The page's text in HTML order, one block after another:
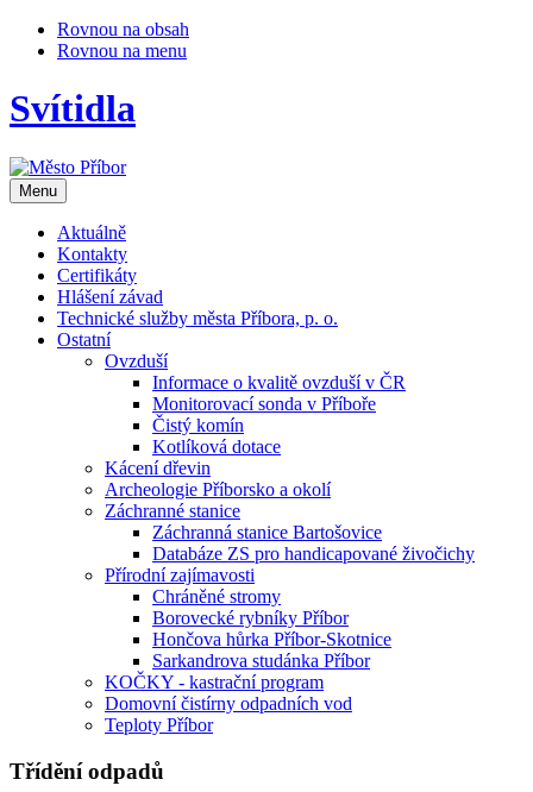
Rovnou na obsah
Rovnou na menu
Svítidla
Otevřit
navigaci
Menu
Aktuálně
Kontakty
Certifikáty
Hlášení závad
Technické služby města Příbora, p. o.
Ostatní
Ovzduší
Informace o kvalitě ovzduší v ČR
Monitorovací sonda v Příboře
Čistý komín
Kotlíková dotace
Kácení dřevin
Archeologie Příborsko a okolí
Záchranné stanice
Záchranná stanice Bartošovice
Databáze ZS pro handicapované živočichy
Přírodní zajímavosti
Chráněné stromy
Borovecké rybníky Příbor
Hončova hůrka Příbor-Skotnice
Sarkandrova studánka Příbor
KOČKY - kastrační program
Domovní čistírny odpadních vod
Teploty Příbor
Třídění odpadů